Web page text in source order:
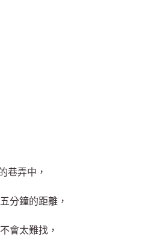
巷弄中，
分鐘的距離，
會太難找，